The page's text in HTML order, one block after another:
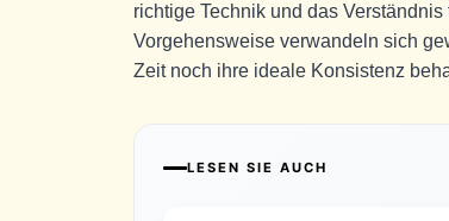
richtige Technik und das
Vorgehensweise verwandeln sich
Zeit noch ihre ideale Konsistenz
LESEN SIE AUCH